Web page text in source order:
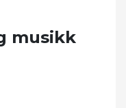
musikk